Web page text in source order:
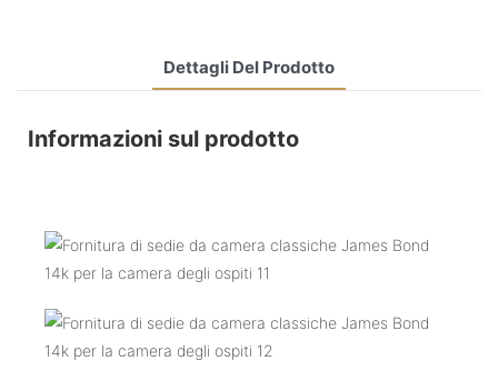
Dettagli Del Prodotto
Informazioni sul prodotto